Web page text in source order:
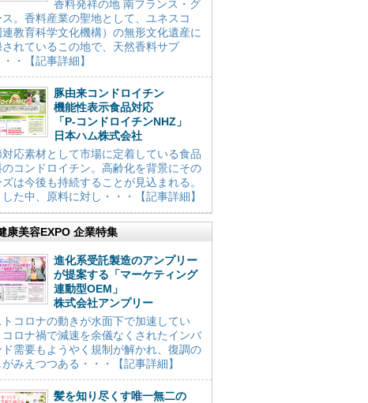
香料発祥の地 南フランス・グ
ス。香料産業の聖地として、ユネスコ
連教育科学文化機構）の無形文化遺産に
されているこの地で、天然香料サプ
・【記事詳細】
豚由来コンドロイチン
機能性表示食品対応
「P-コンドロイチンNHZ」
日本ハム株式会社
対応素材として市場に定着している食品
のコンドロイチン。高齢化を背景にその
ズは今後も持続することが見込まれる。
した中、原料に対し・・・【記事詳細】
康美容EXPO 企業特集
進化系受託製造のアンプリー
が提案する「マーケティング
連動型OEM」
株式会社アンプリー
トコロナの動きが水面下で加速してい
コロナ禍で減速を余儀なくされたインバ
ド需要もようやく規制が解かれ、復調の
みえつつある・・・【記事詳細】
髪を知り尽くす唯一無二の